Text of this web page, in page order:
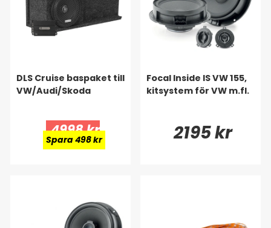
DLS Cruise baspaket till
VW/Audi/Skoda
4998 kr
Spara 498 kr
Focal Inside IS VW 155,
kitsystem för VW m.fl.
2195 kr